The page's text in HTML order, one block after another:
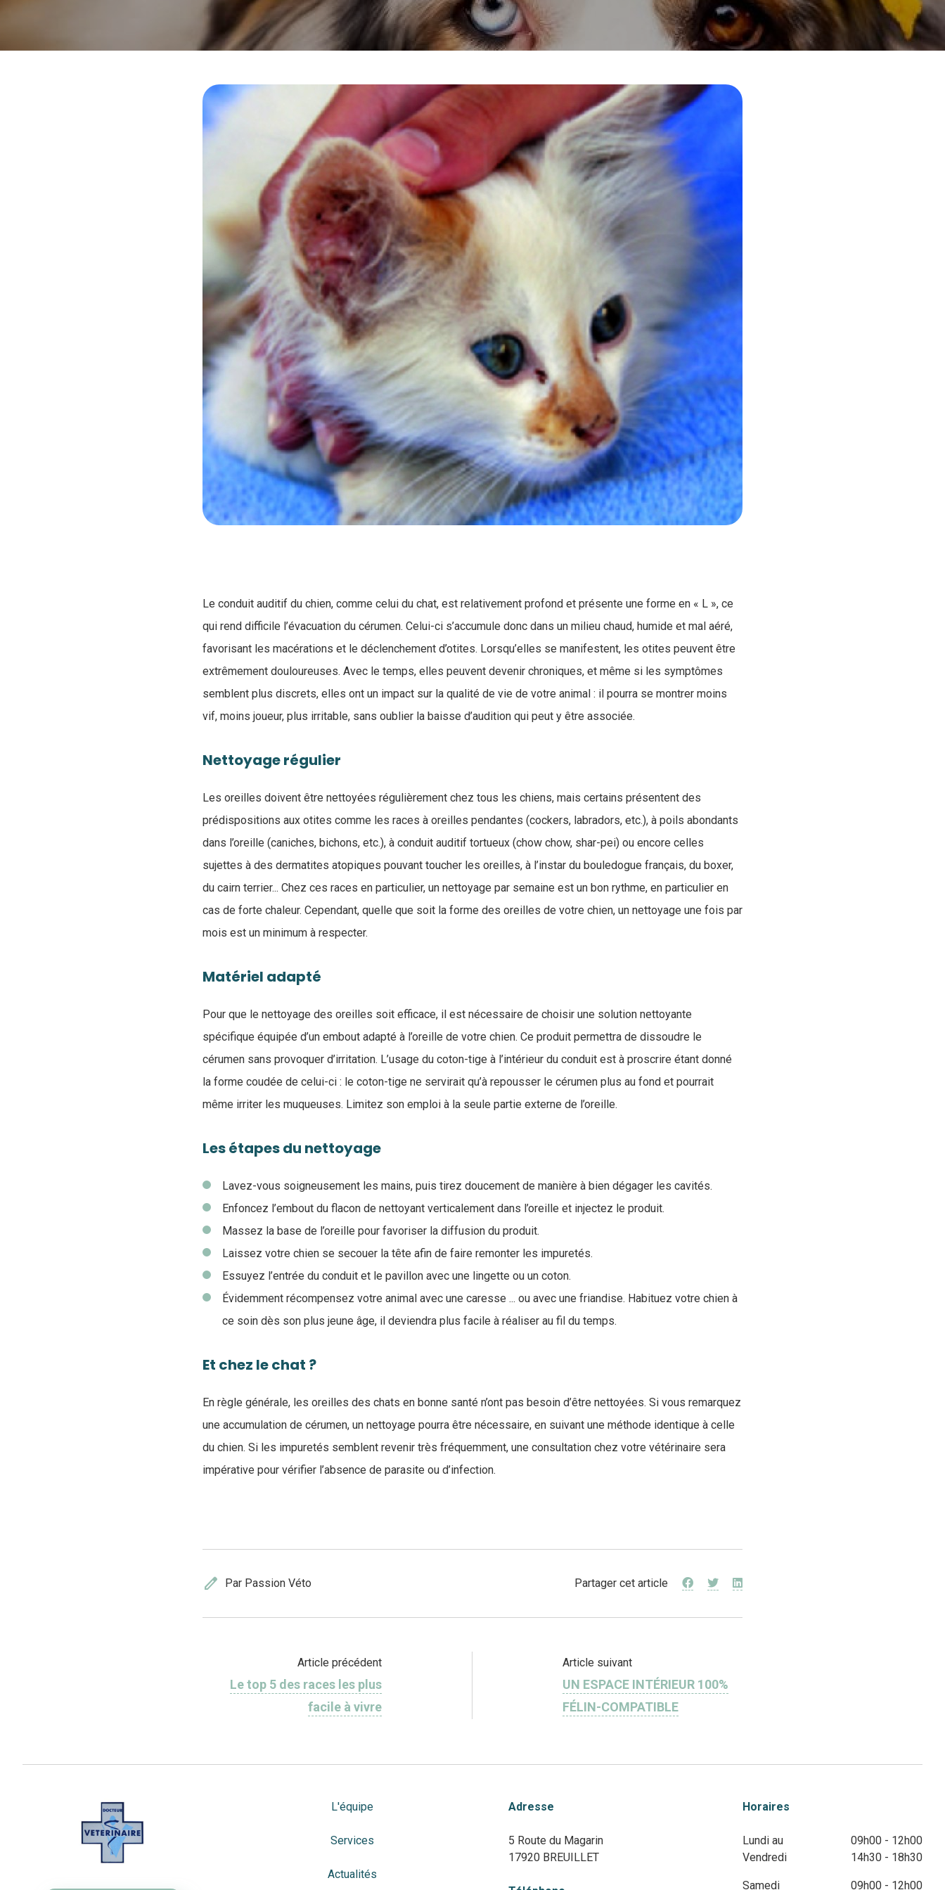
Le conduit auditif du chien, comme celui du chat, est relativement profond et présente une forme en « L », ce
qui rend difficile l’évacuation du cérumen. Celui-ci s’accumule donc dans un milieu chaud, humide et mal aéré,
favorisant les macérations et le déclenchement d’otites. Lorsqu’elles se manifestent, les otites peuvent être
extrêmement douloureuses. Avec le temps, elles peuvent devenir chroniques, et même si les symptômes
semblent plus discrets, elles ont un impact sur la qualité de vie de votre animal : il pourra se montrer moins
vif, moins joueur, plus irritable, sans oublier la baisse d’audition qui peut y être associée.
Nettoyage régulier
Les oreilles doivent être nettoyées régulièrement chez tous les chiens, mais certains présentent des
prédispositions aux otites comme les races à oreilles pendantes (cockers, labradors, etc.), à poils abondants
dans l’oreille (caniches, bichons, etc.), à conduit auditif tortueux (chow chow, shar-pei) ou encore celles
sujettes à des dermatites atopiques pouvant toucher les oreilles, à l’instar du bouledogue français, du boxer,
du cairn terrier... Chez ces races en particulier, un nettoyage par semaine est un bon rythme, en particulier en
cas de forte chaleur. Cependant, quelle que soit la forme des oreilles de votre chien, un nettoyage une fois par
mois est un minimum à respecter.
Matériel adapté
Pour que le nettoyage des oreilles soit efficace, il est nécessaire de choisir une solution nettoyante
spécifique équipée d’un embout adapté à l’oreille de votre chien. Ce produit permettra de dissoudre le
cérumen sans provoquer d’irritation. L’usage du coton-tige à l’intérieur du conduit est à proscrire étant donné
la forme coudée de celui-ci : le coton-tige ne servirait qu’à repousser le cérumen plus au fond et pourrait
même irriter les muqueuses. Limitez son emploi à la seule partie externe de l’oreille.
Les étapes du nettoyage
Lavez-vous soigneusement les mains, puis tirez doucement de manière à bien dégager les cavités.
Enfoncez l’embout du flacon de nettoyant verticalement dans l’oreille et injectez le produit.
Massez la base de l’oreille pour favoriser la diffusion du produit.
Laissez votre chien se secouer la tête afin de faire remonter les impuretés.
Essuyez l’entrée du conduit et le pavillon avec une lingette ou un coton.
Évidemment récompensez votre animal avec une caresse ... ou avec une friandise. Habituez votre chien à
ce soin dès son plus jeune âge, il deviendra plus facile à réaliser au fil du temps.
Et chez le chat ?
En règle générale, les oreilles des chats en bonne santé n’ont pas besoin d’être nettoyées. Si vous remarquez
une accumulation de cérumen, un nettoyage pourra être nécessaire, en suivant une méthode identique à celle
du chien. Si les impuretés semblent revenir très fréquemment, une consultation chez votre vétérinaire sera
impérative pour vérifier l’absence de parasite ou d’infection.
edit Par Passion Véto Partager cet article
Article précédent
Le top 5 des races les plus
facile à vivre
Article suivant
UN ESPACE INTÉRIEUR 100%
FÉLIN-COMPATIBLE
L'équipe
Services
Actualités
Adresse
5 Route du Magarin
17920 BREUILLET
Horaires
Lundi au
Vendredi
09h00 - 12h00
14h30 - 18h30
Samedi 09h00 - 12h00